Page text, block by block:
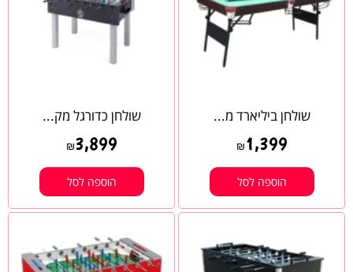
שולחן ביליארד מ...
₪ 1,399
הוספה לסל
שולחן כדורגל מק...
₪3,899
הוספה לסל